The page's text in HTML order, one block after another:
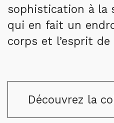
sophistication à la
qui en fait un
corps et l’esprit
Découvrez la